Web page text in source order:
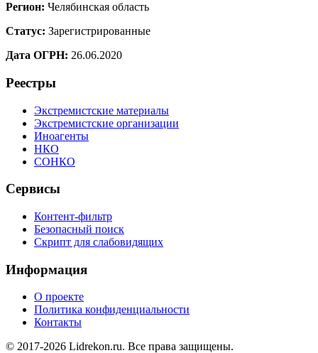
Регион: Челябинская область
Статус: Зарегистрированные
Дата ОГРН: 26.06.2020
Реестры
Экстремистские материалы
Экстремистские организации
Иноагенты
НКО
СОНКО
Сервисы
Контент-фильтр
Безопасный поиск
Скрипт для слабовидящих
Информация
О проекте
Политика конфиденциальности
Контакты
© 2017-2026 Lidrekon.ru. Все права защищены.